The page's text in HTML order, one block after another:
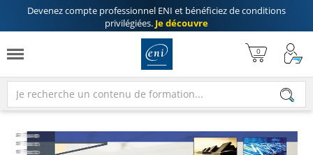
Devenez compte professionnel ENI et bénéficiez deconditions
privilégiées. Je découvre